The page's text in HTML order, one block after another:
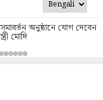
অনুষ্ঠানে যোগ দেবেন
মোদি